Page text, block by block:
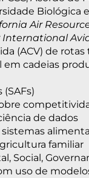
Biológica
Air
International
(ACV) de
em cadeias
de dados
familiar
Social,
uso de